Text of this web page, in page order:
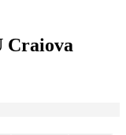
Craiova